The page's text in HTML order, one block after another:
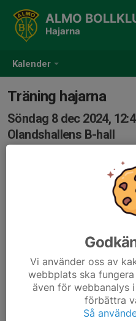
Kalender
ALMO
Hajarna
Träning hajarna
Söndag 8 dec 2024,
Olandshallens B-hall
Vi använder oss av
webbplats ska
även för webbanalys
förbättra
Så